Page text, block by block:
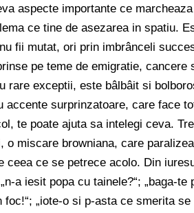
aspecte importante ce
ce tine de asezarea in spatiu.
fii mutat, ori prin imbrânceli
pe teme de emigratie, cancere
rare exceptii, este bâlbâit si
accente surprinzatoare, care face
te poate ajuta sa intelegi ceva.
miscare browniana, care
ceea ce se petrece acolo. Din
a iesit popa cu tainele?“; „baga-te
„iote-o si p-asta ce smerita se